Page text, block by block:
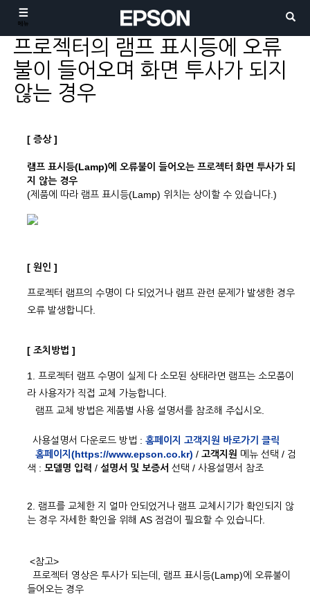
메뉴
프로젝터의 램프 표시등에 오류
불이 들어오며 화면 투사가 되지
않는 경우
[ 증상 ]
램프 표시등(Lamp)에 오류불이 들어오는 프로젝터 화면 투사가 되
지 않는 경우
(제품에 따라 램프 표시등(Lamp) 위치는 상이할 수 있습니다.)
[ 원인 ]
프로젝터 램프의 수명이 다 되었거나 램프 관련 문제가 발생한 경우
오류 발생합니다.
[ 조치방법 ]
1. 프로젝터 램프 수명이 실제 다 소모된 상태라면 램프는 소모품이
라 사용자가 직접 교체 가능합니다.
램프 교체 방법은 제품별 사용 설명서를 참조해 주십시오.
사용설명서 다운로드 방법 : 홈페이지 고객지원 바로가기 클릭
홈페이지(https://www.epson.co.kr) / 고객지원 메뉴 선택 / 검
색 : 모델명 입력 / 설명서 및 보증서 선택 / 사용설명서 참조
2. 램프를 교체한 지 얼마 안되었거나 램프 교체시기가 확인되지 않
는 경우 자세한 확인을 위해 AS 점검이 필요할 수 있습니다.
<참고>
프로젝터 영상은 투사가 되는데, 램프 표시등(Lamp)에 오류불이
들어오는 경우